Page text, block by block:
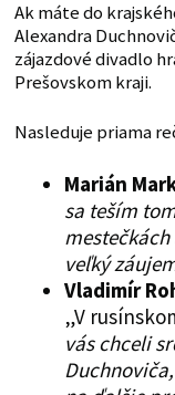
Ak máte do
Alexandra
zájazdové divadlo
Prešovskom kraji.
Nasleduje priama
Marián
sa teším
veľký
Vladimír
„V
vás chceli